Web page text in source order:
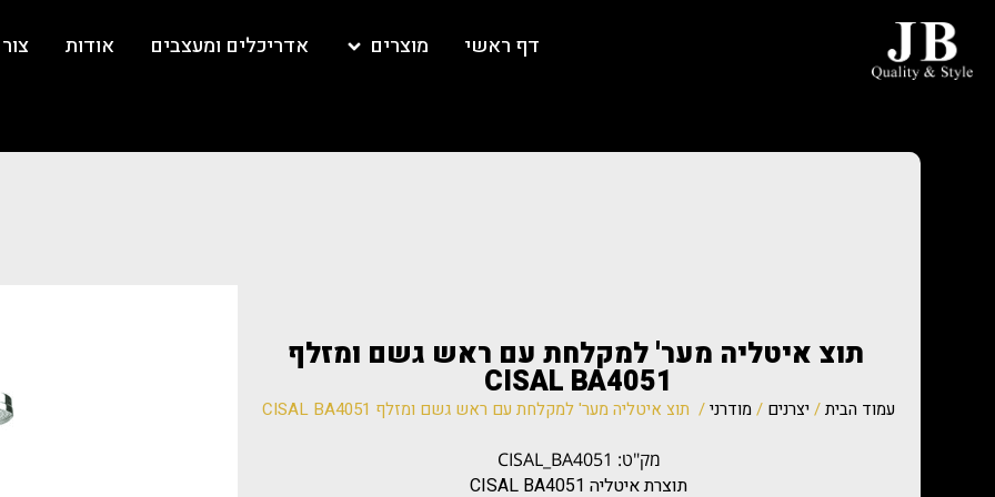
דף ראשי מוצרים אדריכלים ומעצבים אודות
תוצ איטליה מער' למקלחת עם ראש גשם ומזלף
CISAL BA4051
עמוד הבית/ יצרנים / מודרני/ תוצ איטליה מער' למקלחת עם ראש גשם ומזלף CISAL BA4051
מק"ט: CISAL_BA4051
תוצרת איטליה CISAL BA4051